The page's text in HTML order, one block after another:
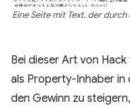
Eine Seite mit Text, der
Bei dieser Art von
als Property-Inhaber in
den Gewinn zu